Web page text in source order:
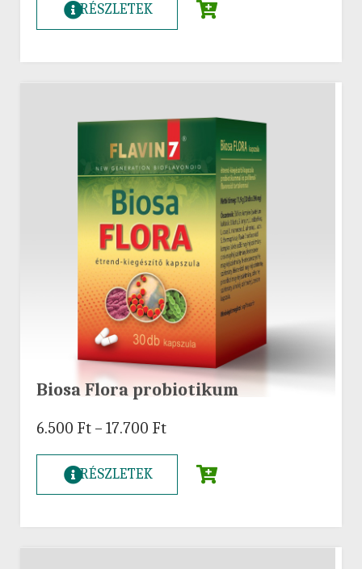
RÉSZLETEK
Biosa Flora probiotikum
6.500 Ft – 17.700 Ft
RÉSZLETEK